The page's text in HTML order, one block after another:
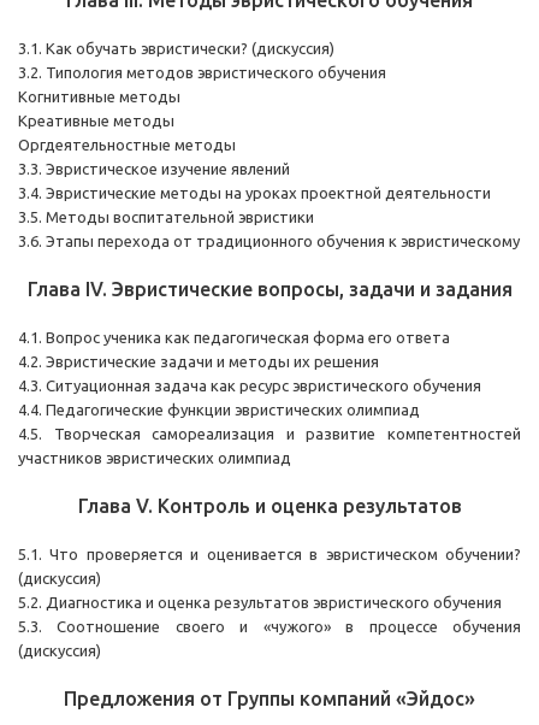
3.1. Как обучать эвристически? (дискуссия)
3.2. Типология методов эвристического обучения
Когнитивные методы
Креативные методы
Оргдеятельностные методы
3.3. Эвристическое изучение явлений
3.4. Эвристические методы на уроках проектной деятельности
3.5. Методы воспитательной эвристики
3.6. Этапы перехода от традиционного обучения к эвристическому
Глава IV. Эвристические вопросы, задачи и задания
4.1. Вопрос ученика как педагогическая форма его ответа
4.2. Эвристические задачи и методы их решения
4.3. Ситуационная задача как ресурс эвристического обучения
4.4. Педагогические функции эвристических олимпиад
4.5. Творческая самореализация и развитие компетентностей
участников эвристических олимпиад
Глава V. Контроль и оценка результатов
5.1. Что проверяется и оценивается в эвристическом обучении?
(дискуссия)
5.2. Диагностика и оценка результатов эвристического обучения
5.3. Соотношение своего и «чужого» в процессе обучения
(дискуссия)
Предложения от Группы компаний «Эйдос»